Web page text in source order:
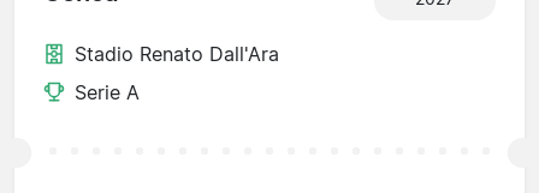
Stadio Renato Dall'Ara
Serie A